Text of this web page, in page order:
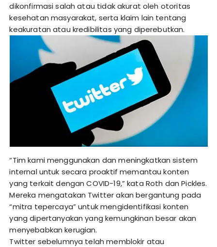
dikonfirmasi salah atau tidak akurat oleh otoritas
kesehatan masyarakat, serta klaim lain tentang
keakuratan atau kredibilitas yang diperebutkan.
“Tim kami menggunakan dan meningkatkan sistem
internal untuk secara proaktif memantau konten
yang terkait dengan COVID-19,” kata Roth dan Pickles.
Mereka mengatakan Twitter akan bergantung pada
“mitra tepercaya” untuk mengidentifikasi konten
yang dipertanyakan yang kemungkinan besar akan
menyebabkan kerugian.
Twitter sebelumnya telah memblokir atau